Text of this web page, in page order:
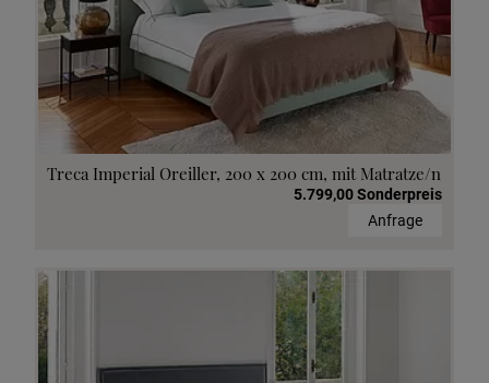
Treca Imperial Oreiller, 200 x 200 cm, mit Matratze/n
5.799,00 Sonderpreis
Anfrage